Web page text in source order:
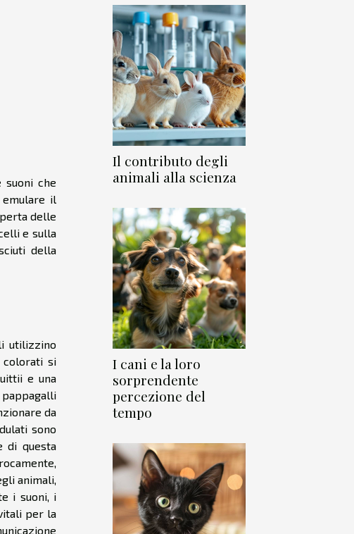
suoni che
il
delle
e sulla
della
utilizzino
colorati si
e una
da
sono
di questa
animali,
i suoni, i
per la
Il contributo degli
animali alla scienza
I cani e la loro
sorprendente
percezione del
tempo